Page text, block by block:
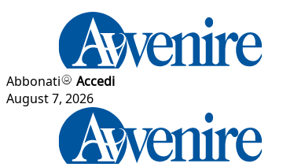
Abbonati
Accedi
August 7, 2026